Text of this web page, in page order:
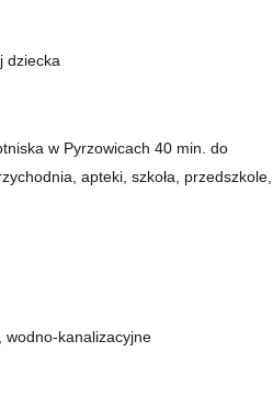
dziecka
w Pyrzowicach 40 min. do
apteki, szkoła, przedszkole,
wodno-kanalizacyjne